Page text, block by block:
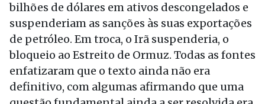
bilhões de dólares em ativos descongelados e
suspenderiam as sanções às suas exportações
de petróleo. Em troca, o Irã suspenderia, o
bloqueio ao Estreito de Ormuz. Todas as fontes
enfatizaram que o texto ainda não era
definitivo, com algumas afirmando que uma